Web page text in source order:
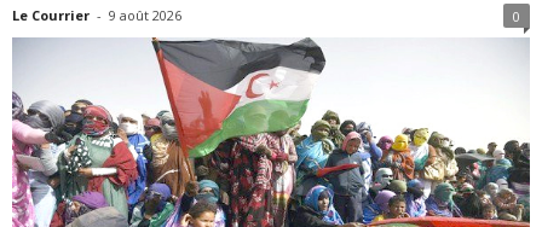
Le Courrier - 9 août 2026 0